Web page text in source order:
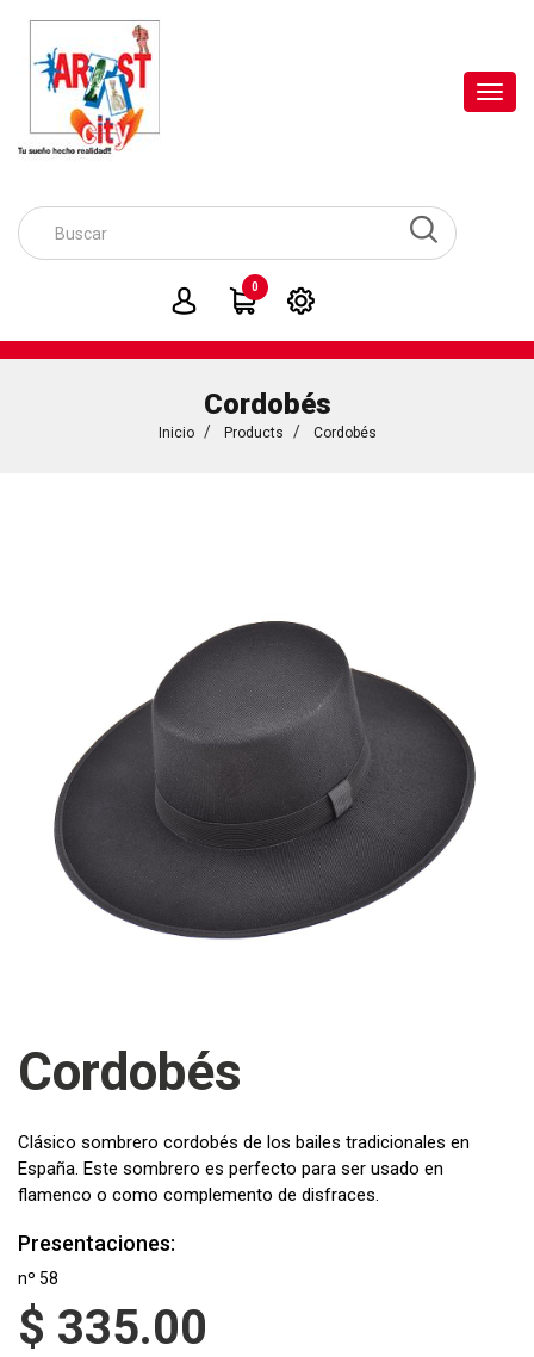
0
Cordobés
Inicio Products Cordobés
Cordobés
Clásico sombrero cordobés de los bailes tradicionales en
España. Este sombrero es perfecto para ser usado en
flamenco o como complemento de disfraces.
Presentaciones:
nº 58
$ 335.00